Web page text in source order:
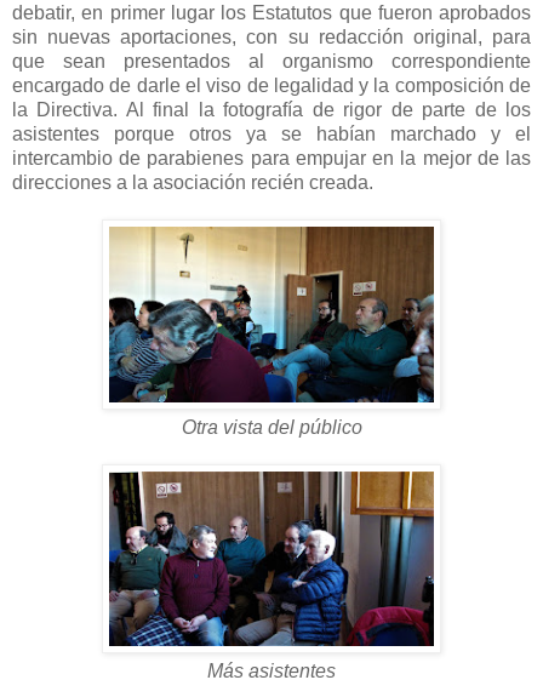
debatir, en primer lugar los Estatutos que fueron aprobados
sin nuevas aportaciones, con su redacción original, para
que sean presentados al organismo correspondiente
encargado de darle el viso de legalidad y la composición de
la Directiva. Al final la fotografía de rigor de parte de los
asistentes porque otros ya se habían marchado y el
intercambio de parabienes para empujar en la mejor de las
direcciones a la asociación recién creada.
Otra vista del público
Más asistentes